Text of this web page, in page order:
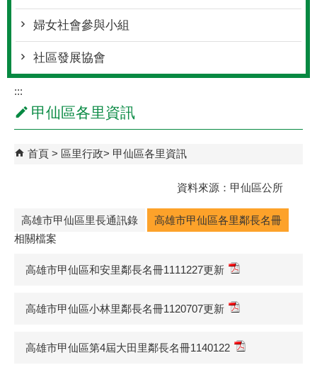
婦女社會參與小組
社區發展協會
:::
甲仙區各里資訊
首頁 區里行政 甲仙區各里資訊
資料來源：甲仙區公所
高雄市甲仙區里長通訊錄
高雄市甲仙區各里鄰長名冊
相關檔案
高雄市甲仙區和安里鄰長名冊1111227更新
高雄市甲仙區小林里鄰長名冊1120707更新
高雄市甲仙區第4屆大田里鄰長名冊1140122